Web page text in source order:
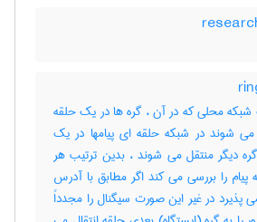
محلی که در آن ، گره ها در یک حلقه
شوند در شبکه حلقه ای پیامها در یک
دیگر منتقل می شوند ، بدین ترتیب هر
را بررسی می کند اگر مطابق با آدرس
در غیر این صورت سیگنال را مجدداً